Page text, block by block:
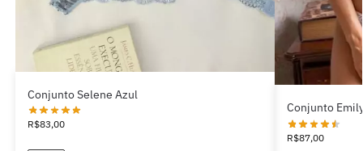
Conjunto Selene Azul
R$83,00
Conjunto
R$87,00